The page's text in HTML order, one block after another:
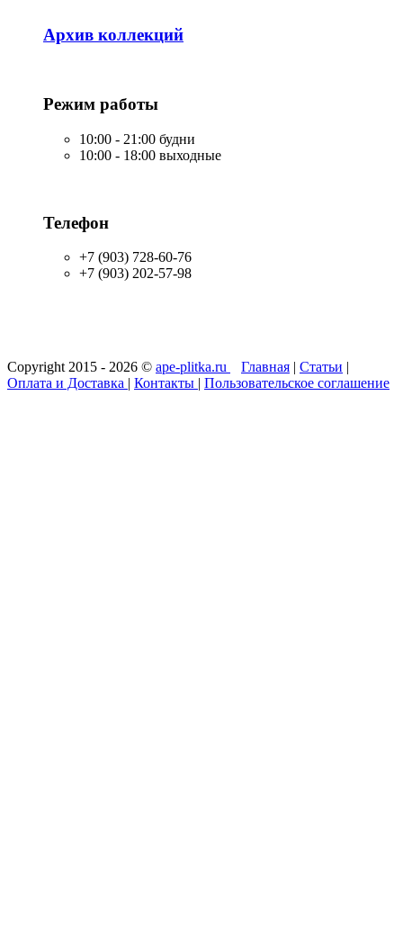
Архив коллекций
Режим работы
10:00 - 21:00 будни
10:00 - 18:00 выходные
Телефон
+7 (903) 728-60-76
+7 (903) 202-57-98
Copyright 2015 - 2026 © ape-plitka.ru Главная | Статьи |
Оплата и Доставка | Контакты | Пользовательское соглашение